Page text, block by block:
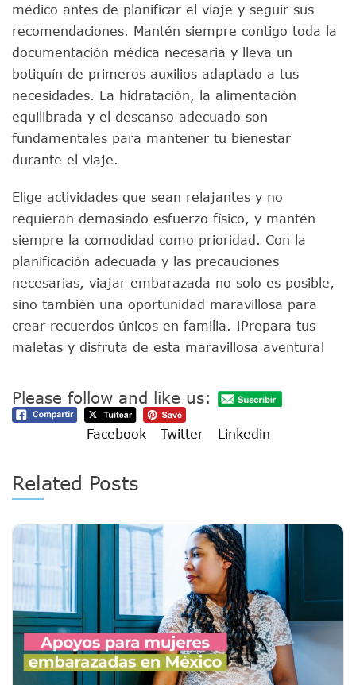
médico antes de planificar el viaje y seguir sus
recomendaciones. Mantén siempre contigo toda la
documentación médica necesaria y lleva un
botiquín de primeros auxilios adaptado a tus
necesidades. La hidratación, la alimentación
equilibrada y el descanso adecuado son
fundamentales para mantener tu bienestar
durante el viaje.
Elige actividades que sean relajantes y no
requieran demasiado esfuerzo físico, y mantén
siempre la comodidad como prioridad. Con la
planificación adecuada y las precauciones
necesarias, viajar embarazada no solo es posible,
sino también una oportunidad maravillosa para
crear recuerdos únicos en familia. ¡Prepara tus
maletas y disfruta de esta maravillosa aventura!
Please follow and like us:
Facebook Twitter Linkedin
Related Posts